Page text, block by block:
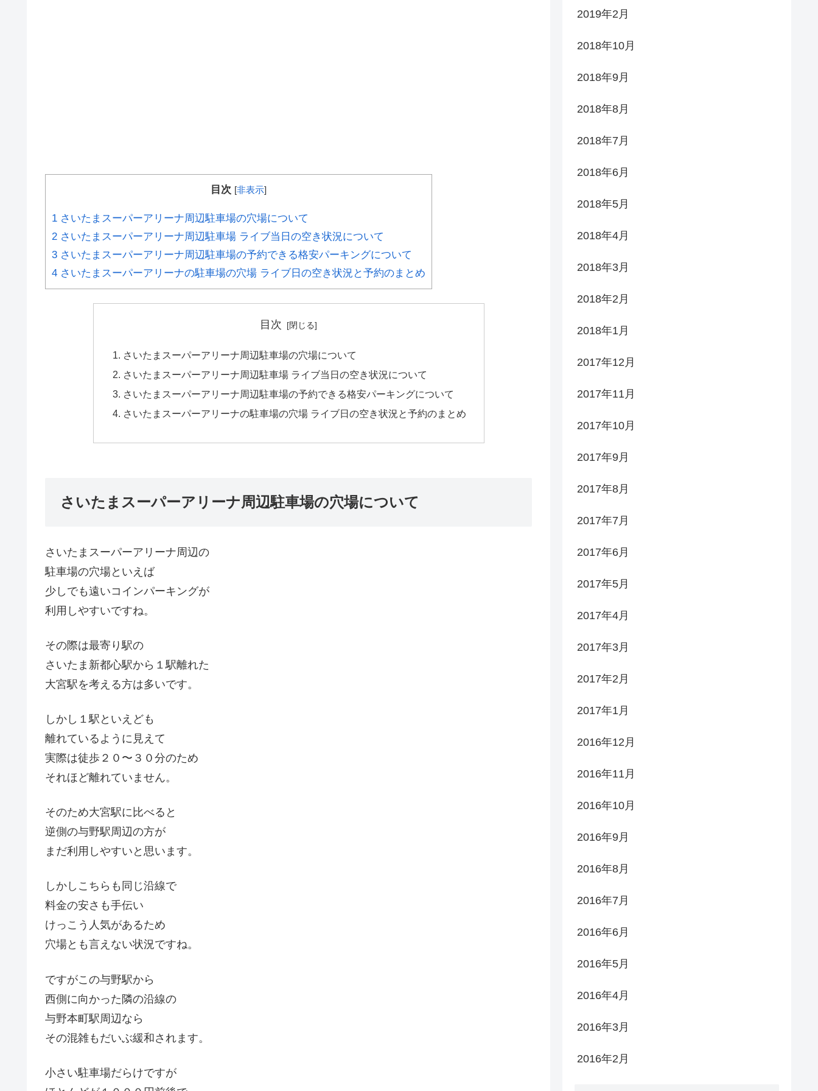
目次 [非表示]
1 さいたまスーパーアリーナ周辺駐車場の穴場について
2 さいたまスーパーアリーナ周辺駐車場 ライブ当日の空き状況について
3 さいたまスーパーアリーナ周辺駐車場の予約できる格安パーキングについて
4 さいたまスーパーアリーナの駐車場の穴場 ライブ日の空き状況と予約のまとめ
目次
さいたまスーパーアリーナ周辺駐車場の穴場について
さいたまスーパーアリーナ周辺駐車場 ライブ当日の空き状況について
さいたまスーパーアリーナ周辺駐車場の予約できる格安パーキングについて
さいたまスーパーアリーナの駐車場の穴場 ライブ日の空き状況と予約のまとめ
さいたまスーパーアリーナ周辺駐車場の穴場について
さいたまスーパーアリーナ周辺の
駐車場の穴場といえば
少しでも遠いコインパーキングが
利用しやすいですね。
その際は最寄り駅の
さいたま新都心駅から１駅離れた
大宮駅を考える方は多いです。
しかし１駅といえども
離れているように見えて
実際は徒歩２０〜３０分のため
それほど離れていません。
そのため大宮駅に比べると
逆側の与野駅周辺の方が
まだ利用しやすいと思います。
しかしこちらも同じ沿線で
料金の安さも手伝い
けっこう人気があるため
穴場とも言えない状況ですね。
ですがこの与野駅から
西側に向かった隣の沿線の
与野本町駅周辺なら
その混雑もだいぶ緩和されます。
小さい駐車場だらけですが
2019年2月
2018年10月
2018年9月
2018年8月
2018年7月
2018年6月
2018年5月
2018年4月
2018年3月
2018年2月
2018年1月
2017年12月
2017年11月
2017年10月
2017年9月
2017年8月
2017年7月
2017年6月
2017年5月
2017年4月
2017年3月
2017年2月
2017年1月
2016年12月
2016年11月
2016年10月
2016年9月
2016年8月
2016年7月
2016年6月
2016年5月
2016年4月
2016年3月
2016年2月